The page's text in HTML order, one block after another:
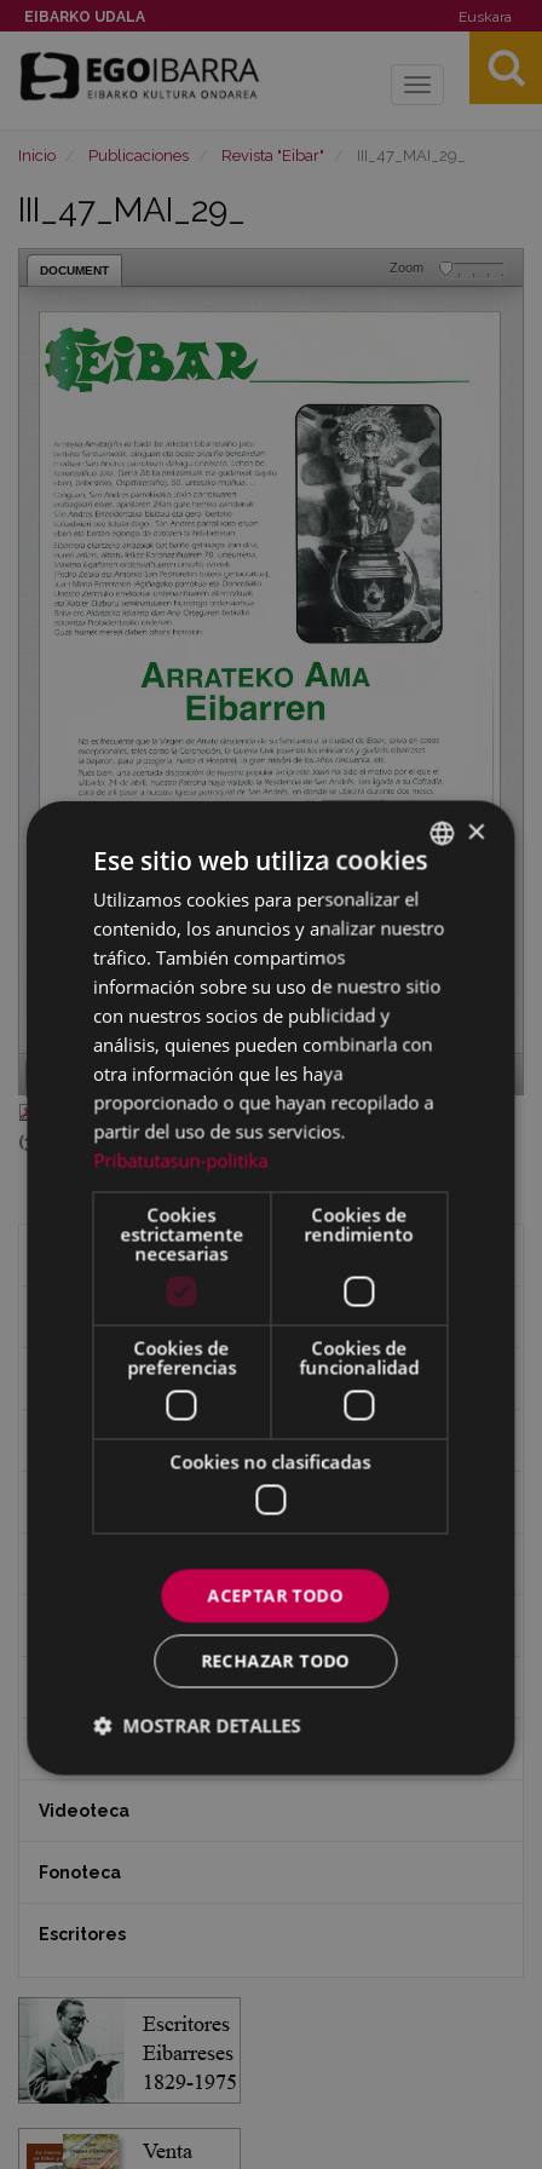
EIBARKO UDALA Euskara
Toggle
Inicio Publicaciones Revista "Eibar" III_47_MAI_29_
III_47_MAI_29_
DOCUMENT Zoom
Page 1 of44
III_47_MAI_29_.pdf— PDF document, 31.18 MB
(32691528 bytes)
Libros de Eibar
Goi Argi
Revista "Gure Herria"
Documentos y artículos
Videoteca
Fonoteca
Escritores
BASQUE
SPANISH
×
Ese sitio web utiliza cookies
Utilizamos cookies para personalizar el
contenido, los anuncios y analizar nuestro
tráfico. También compartimos
información sobre su uso de nuestro sitio
con nuestros socios de publicidad y
análisis, quienes pueden combinarla con
otra información que les haya
proporcionado o que hayan recopilado a
partir del uso de sus servicios.
Pribatutasun-politika
Cookies
estrictamente
necesarias
Cookies de
rendimiento
Cookies de
preferencias
Cookies de
funcionalidad
Cookies no clasificadas
ACEPTAR TODO
RECHAZAR TODO
MOSTRAR DETALLES